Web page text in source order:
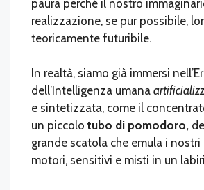
paura perché il nostro
realizzazione, se pur possibile,
teoricamente futuribile.
In realtà, siamo già immersi
dell’Intelligenza umana
e sintetizzata, come il
un piccolotubo di pomodoro,
grande scatola che emula i nostri
motori, sensitivi e misti in un